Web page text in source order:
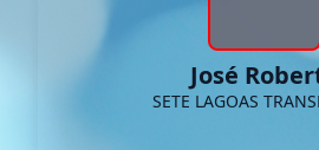
José
SETE LAGOAS